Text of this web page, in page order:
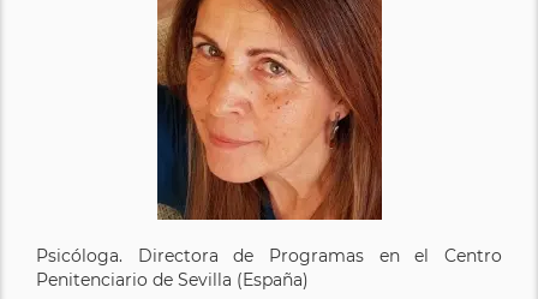
Psicóloga. Directora de Programas en el Centro
Penitenciario de Sevilla (España)